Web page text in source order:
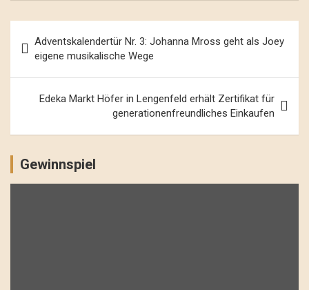
Navigation
Adventskalendertür Nr. 3: Johanna Mross geht als Joey
eigene musikalische Wege
Edeka Markt Höfer in Lengenfeld erhält Zertifikat für
generationenfreundliches Einkaufen
Gewinnspiel